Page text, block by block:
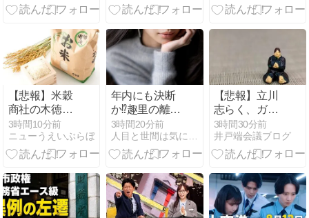
企業弱体化や
加も(2026年8
月7日)
まえら見てみ
【悲報】米穀
商社の木徳神
糧4-6月期経常
利益が前年同
期比97.7％減
益
3時間10分前
ニューうえいぶらぼ
年内にも決断
か⁉趣里の離婚
Ｘデー我慢の
限界…。※私
の本音
3時間20分前
【悲報】立川
志らく、ガチ
でブチギレて
しま
う！！！！！！
3時間30分前
井戸端会議ブログ